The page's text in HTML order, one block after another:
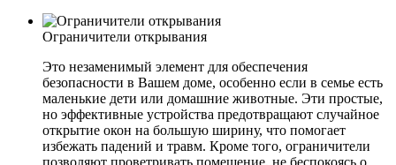
Ограничители открывания
Это незаменимый элемент для обеспечения
безопасности в Вашем доме, особенно если в семье есть
маленькие дети или домашние животные. Эти простые,
но эффективные устройства предотвращают случайное
открытие окон на большую ширину, что помогает
избежать падений и травм. Кроме того, ограничители